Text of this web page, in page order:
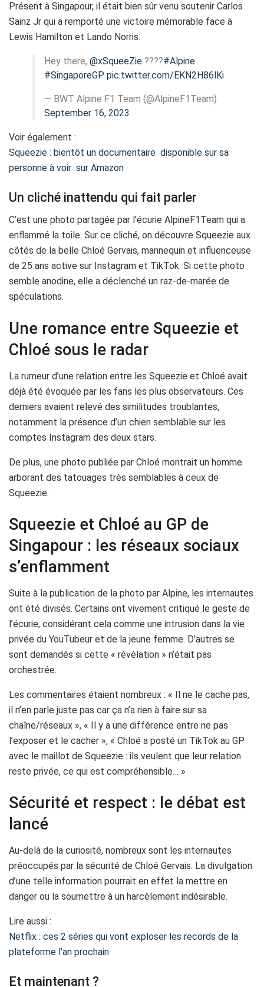
Présent à Singapour, il était bien sûr venu soutenir Carlos
Sainz Jr qui a remporté une victoire mémorable face à
Lewis Hamilton et Lando Norris.
Hey there, @xSqueeZie ????#Alpine
#SingaporeGP pic.twitter.com/EKN2H86lKi
— BWT Alpine F1 Team (@AlpineF1Team)
September 16, 2023
Voir également :
Squeezie : bientôt un documentaire disponible sur sa
personne à voir sur Amazon
Un cliché inattendu qui fait parler
C’est une photo partagée par l’écurie AlpineF1Team qui a
enflammé la toile. Sur ce cliché, on découvre Squeezie aux
côtés de la belle Chloé Gervais, mannequin et influenceuse
de 25 ans active sur Instagram et TikTok. Si cette photo
semble anodine, elle a déclenché un raz-de-marée de
spéculations.
Une romance entre Squeezie et
Chloé sous le radar
La rumeur d’une relation entre les Squeezie et Chloé avait
déjà été évoquée par les fans les plus observateurs. Ces
derniers avaient relevé des similitudes troublantes,
notamment la présence d’un chien semblable sur les
comptes Instagram des deux stars.
De plus, une photo publiée par Chloé montrait un homme
arborant des tatouages très semblables à ceux de
Squeezie.
Squeezie et Chloé au GP de
Singapour : les réseaux sociaux
s’enflamment
Suite à la publication de la photo par Alpine, les internautes
ont été divisés. Certains ont vivement critiqué le geste de
l’écurie, considérant cela comme une intrusion dans la vie
privée du YouTubeur et de la jeune femme. D’autres se
sont demandés si cette « révélation » n’était pas
orchestrée.
Les commentaires étaient nombreux : « Il ne le cache pas,
il n’en parle juste pas car ça n’a rien à faire sur sa
chaîne/réseaux », « Il y a une différence entre ne pas
l’exposer et le cacher », « Chloé a posté un TikTok au GP
avec le maillot de Squeezie : ils veulent que leur relation
reste privée, ce qui est compréhensible… »
Sécurité et respect : le débat est
lancé
Au-delà de la curiosité, nombreux sont les internautes
préoccupés par la sécurité de Chloé Gervais. La divulgation
d’une telle information pourrait en effet la mettre en
danger ou la soumettre à un harcèlement indésirable.
Lire aussi :
Netflix : ces 2 séries qui vont exploser les records de la
plateforme l’an prochain
Et maintenant ?